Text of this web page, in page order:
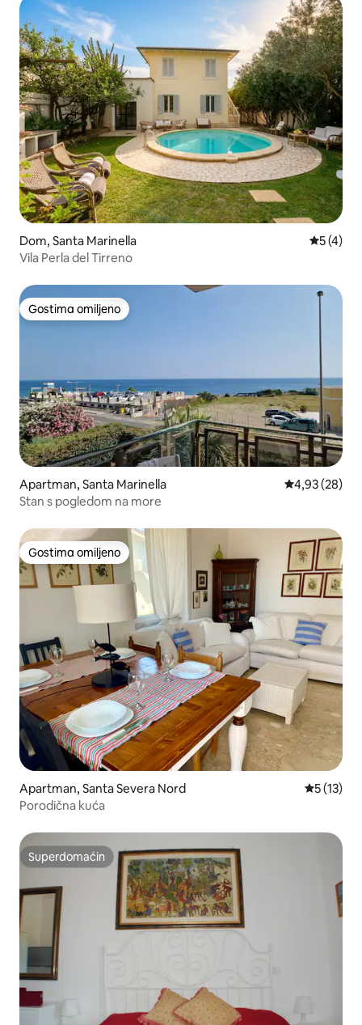
Dom, Santa Marinella
5 (4)
Vila Perla del Tirreno
Gostima omiljeno
Gostima omiljeno
Apartman, Santa Marinella Prosečna
4,93 (28)
Stan s pogledom na more
Gostima omiljeno
Gostima omiljeno
Apartman, Santa Severa Nord Prosečna
5 (13)
Porodična kuća
Superdomaćin
Superdomaćin